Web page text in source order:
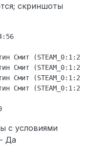
скриншоты
Смит
Смит
Смит
Смит
с условиями
Да